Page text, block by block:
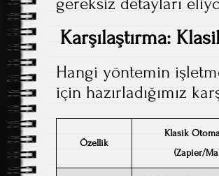
Karşılaştırma:
Hangi yöntemin
için hazırladığımız
Özellik
Klasik
(Zapier/